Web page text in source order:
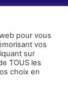
pour vous
vos
sur
TOUS les
choix en